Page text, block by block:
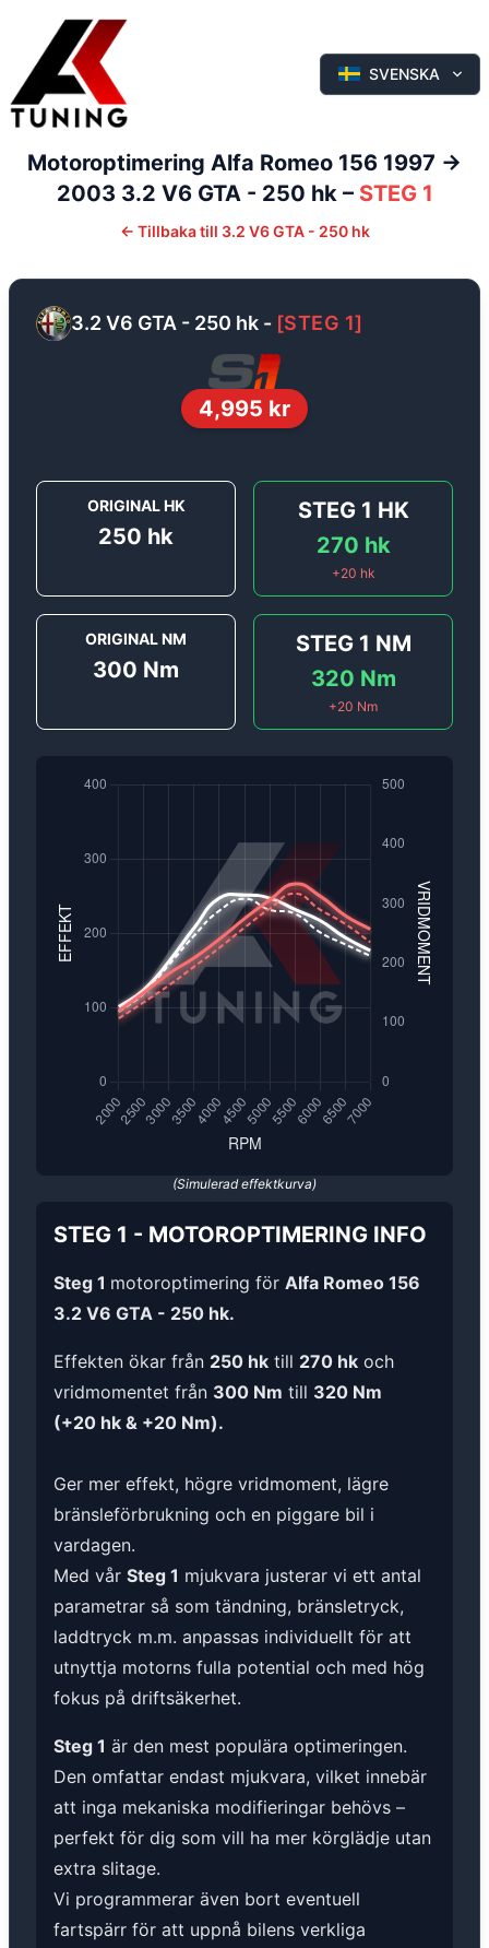
SVENSKA
Motoroptimering Alfa Romeo 156 1997 ->
2003 3.2 V6 GTA - 250 hk– STEG 1
← Tillbaka till 3.2 V6 GTA - 250 hk
3.2 V6 GTA - 250 hk - [STEG 1]
4,995 kr
ORIGINAL HK
250 hk
STEG 1 HK
270 hk
+20 hk
ORIGINAL NM
300 Nm
STEG 1 NM
320 Nm
+20 Nm
(Simulerad effektkurva)
STEG 1 - MOTOROPTIMERING INFO
Steg 1 motoroptimering för Alfa Romeo 156
3.2 V6 GTA - 250 hk.
Effekten ökar från 250 hk till 270 hk och
vridmomentet från 300 Nm till 320 Nm
(+20 hk & +20 Nm).
Ger mer effekt, högre vridmoment, lägre
bränsleförbrukning och en piggare bil i
vardagen.
Med vår Steg 1 mjukvara justerar vi ett antal
parametrar så som tändning, bränsletryck,
laddtryck m.m. anpassas individuellt för att
utnyttja motorns fulla potential och med hög
fokus på driftsäkerhet.
Steg 1 är den mest populära optimeringen.
Den omfattar endast mjukvara, vilket innebär
att inga mekaniska modifieringar behövs –
perfekt för dig som vill ha mer körglädje utan
extra slitage.
Vi programmerar även bort eventuell
fartspärr för att uppnå bilens verkliga